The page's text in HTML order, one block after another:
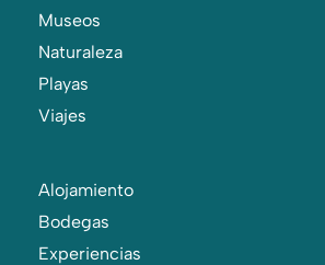
Museos
Naturaleza
Playas
Viajes
Alojamiento
Bodegas
Experiencias